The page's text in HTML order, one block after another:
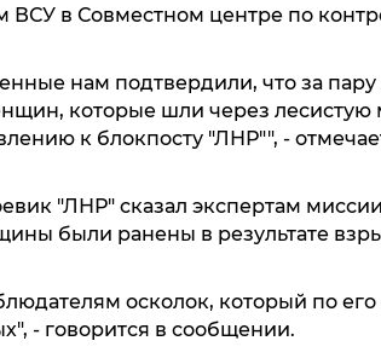
ВСУ в Совместном центре по
нам подтвердили, что за
которые шли через лесистую
к блокпосту "ЛНР"", -
"ЛНР" сказал экспертам
были ранены в результате
осколок, который по
- говорится в сообщении.